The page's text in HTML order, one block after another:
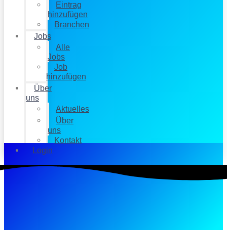
Eintrag
hinzufügen
Branchen
Jobs
Alle
Jobs
Job
hinzufügen
Über
uns
Aktuelles
Über
uns
Kontakt
Login